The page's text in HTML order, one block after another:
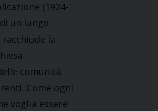
(1924-
un lungo
la
comunità
Come ogni
voglia essere